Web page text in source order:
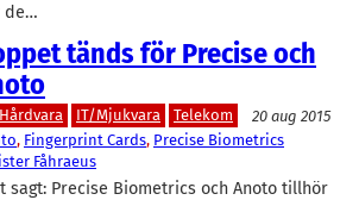
de…
tänds för Precise och
IT/Mjukvara Telekom
20 aug 2015
, Fingerprint Cards, Precise Biometrics
Fåhraeus
sagt: Precise Biometrics och Anoto tillhör